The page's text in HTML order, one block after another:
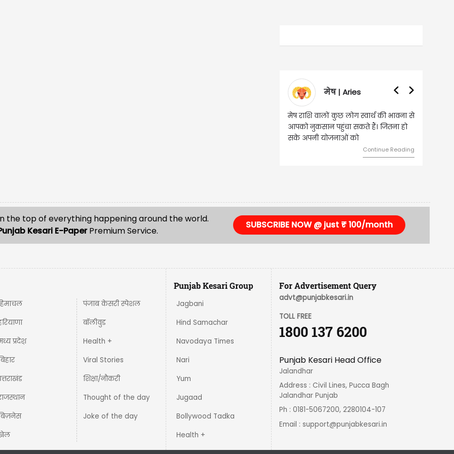
मेष | Aries
मेष राशि वालों कुछ लोग स्वार्थ की भावना से
आपको नुकसान पहुंचा सकते हैं। जितना हो
सके अपनी योजनाओं को
Continue Reading
the top of everything happening around the world.
Kesari E-PaperPremium Service.
SUBSCRIBE NOW @ just ₹ 100/month
प्रदेश़
पंजाब केसरी स्पेशल
बॉलीवुड
Health +
Viral Stories
शिक्षा/नौकरी
Thought of the day
Joke of the day
Punjab Kesari Group
Jagbani
Hind Samachar
Navodaya Times
Nari
Yum
Jugaad
Bollywood Tadka
Health +
For Advertisement Query
advt@punjabkesari.in
TOLL FREE
1800 137 6200
Punjab Kesari Head Office
Jalandhar
Address : Civil Lines, Pucca Bagh
Jalandhar Punjab
Ph : 0181-5067200, 2280104-107
Email :support@punjabkesari.in